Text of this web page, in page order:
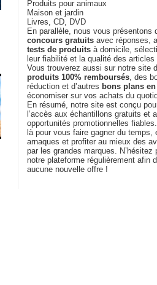
Produits pour animaux
Maison et jardin
Livres, CD, DVD
En parallèle, nous vous présentons
concours gratuits avec réponses,
tests de produits à domicile,
leur fiabilité et la qualité des articles
Vous trouverez aussi sur notre site
produits 100% remboursés, des
réduction et d’autres bons plans
économiser sur vos achats du
En résumé, notre site est conçu
l’accès aux échantillons gratuits et
opportunités promotionnelles
là pour vous faire gagner du temps,
arnaques et profiter au mieux des
par les grandes marques. N’hésitez
notre plateforme régulièrement afin
aucune nouvelle offre !